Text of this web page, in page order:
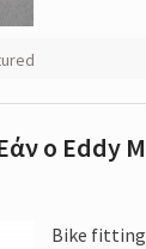
ο Eddy
Bike fitting